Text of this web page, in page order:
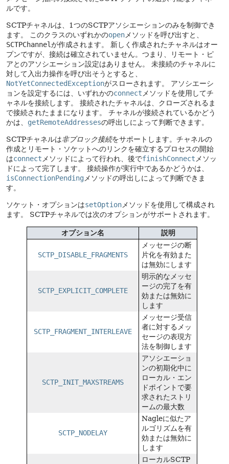
ルです。
SCTPチャネルは、1つのSCTPアソシエーションのみを制御でき
ます。
このクラスのいずれかのopen メソッドを呼び出すと、
SCTPChannelが作成されます。
新しく作成されたチャネルはオー
プンですが、接続は確立されていません。つまり、リモート・ピ
アとのアソシエーション設定はありません。
未接続のチャネルに
対して入出力操作を呼び出そうとすると、
NotYetConnectedExceptionがスローされます。
アソシエーシ
ョンを設定するには、いずれかのconnect メソッドを使用してチ
ャネルを接続します。
接続されたチャネルは、クローズされるま
で接続されたままになります。
チャネルが接続されているかどう
かは、 getRemoteAddressesの呼出しによって判断できます。
SCTPチャネルは非ブロック接続をサポートします。チャネルの
作成とリモート・ソケットへのリンクを確立するプロセスの開始
はconnect メソッドによって行われ、後でfinishConnect メソッ
ドによって完了します。
接続操作が実行中であるかどうかは、
isConnectionPending メソッドの呼出しによって判断できま
す。
ソケット・オプションはsetOption メソッドを使用して構成され
ます。
SCTPチャネルでは次のオプションがサポートされます。
オプション名 説明
SCTP_DISABLE_FRAGMENTS
メッセージの断
片化を有効また
は無効にします
SCTP_EXPLICIT_COMPLETE
明示的なメッセ
ージの完了を有
効または無効に
します
SCTP_FRAGMENT_INTERLEAVE
メッセージ受信
者に対するメッ
セージの表現方
法を制御します
SCTP_INIT_MAXSTREAMS
アソシエーショ
ンの初期化中に
ローカル・エン
ドポイントで要
求されたストリ
ームの最大数
SCTP_NODELAY
Nagleに似たア
ルゴリズムを有
効または無効に
します
ローカルSCTP